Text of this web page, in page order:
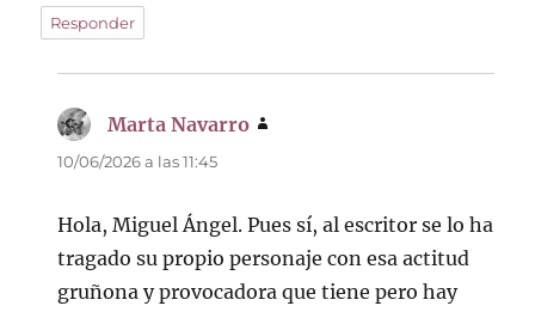
Responder
Marta Navarro
10/06/2026 a las 11:45
Hola, Miguel Ángel. Pues sí, al escritor se lo ha
tragado su propio personaje con esa actitud
gruñona y provocadora que tiene pero hay